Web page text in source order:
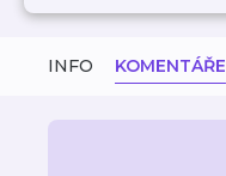
INFO KOMENTÁŘE